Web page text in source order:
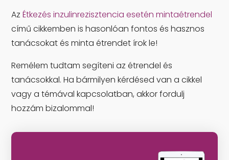
AzÉtkezés inzulinrezisztencia esetén mintaétrendel
című cikkemben is hasonlóan fontos és hasznos
tanácsokat és minta étrendet írok le!
Remélem tudtam segíteni az étrendel és
tanácsokkal. Ha bármilyen kérdésed van a cikkel
vagy a témával kapcsolatban, akkor fordulj
hozzám bizalommal!